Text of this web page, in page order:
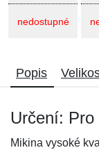
nedostupné
Popis
Určení: Pro
Mikina vysoké